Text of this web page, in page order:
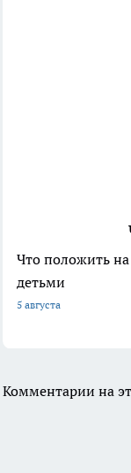
Что положить
детьми
5 августа
Комментарии на